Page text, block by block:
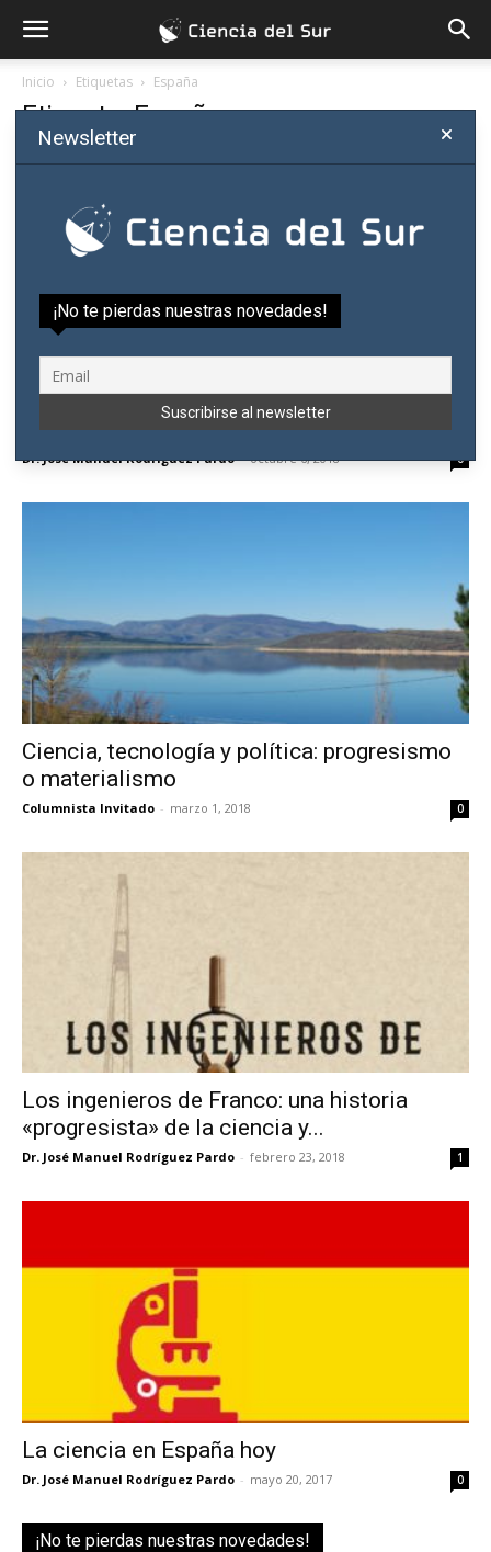
Inicio Etiquetas España
Etiqueta: España
Metábasis: nace nueva revista de la
filosofía española
Dr. José Manuel Rodríguez Pardo - octubre 6, 2018 0
Ciencia, tecnología y política: progresismo
o materialismo
Columnista Invitado - marzo 1, 2018 0
Los ingenieros de Franco: una historia
«progresista» de la ciencia y...
Dr. José Manuel Rodríguez Pardo - febrero 23, 2018 1
La ciencia en España hoy
Dr. José Manuel Rodríguez Pardo - mayo 20, 2017 0
¡No te pierdas nuestras novedades!
Newsletter
¡No te pierdas nuestras novedades!